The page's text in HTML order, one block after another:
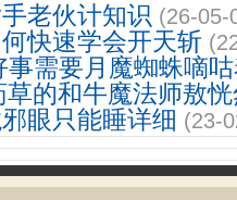
老伙计知识 (26-05-
快速学会开天斩
需要月魔蜘蛛嘀
的和牛魔法师敖
眼只能睡详细 (23-